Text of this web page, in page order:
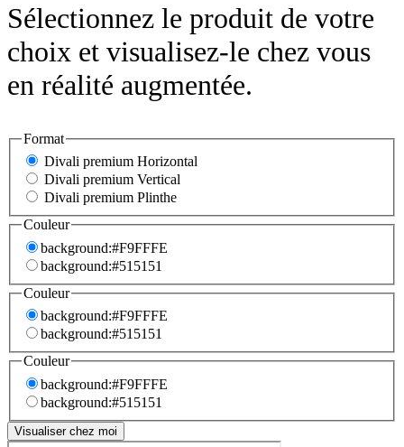
Sélectionnez le produit de votre
choix et visualisez-le chez vous
en réalité augmentée.
Format
Divali premium Horizontal
Divali premium Vertical
Divali premium Plinthe
Couleur
background:#F9FFFE
background:#515151
Couleur
background:#F9FFFE
background:#515151
Couleur
background:#F9FFFE
background:#515151
Visualiser chez moi